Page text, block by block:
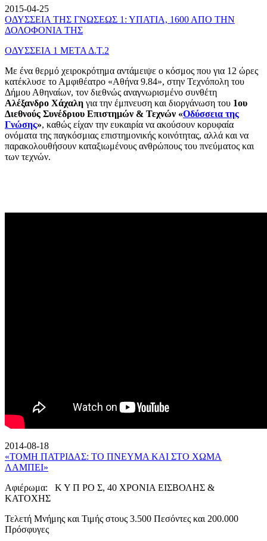
2015-04-25
ΟΔΥΣΣΕΙΑ ΤΗΣ ΓΝΩΣΕΩΣ 1: ΥΠΑΤΙΑ, 1600 ΑΠΟ ΤΗΝ
ΔΟΛΟΦΟΝΙΑ ΤΗΣ
ΟΔΥΣΣΕΙΑ 1 ΜΕΤΑ Δ.Τ.2
Με ένα θερμό χειροκρότημα αντάμειψε ο κόσμος που για 12 ώρες
κατέκλυσε το Αμφιθέατρο «Αθήνα 9.84», στην Τεχνόπολη του
Δήμου Αθηναίων, τον διεθνώς αναγνωρισμένο συνθέτη
Αλέξανδρο Χάχαλη για την έμπνευση και διοργάνωση του 1ου
Διεθνούς Συνέδριου Επιστημών & Τεχνών «Οδύσσεια της
Γνώσης», καθώς είχαν την ευκαιρία να ακούσουν κορυφαία
ονόματα της παγκόσμιας επιστημονικής κοινότητας, αλλά και να
παρακολουθήσουν καταξιωμένους ανθρώπους του πνεύματος και
των τεχνών.
2014-08-18
«ΤΟΜΗ ΠΑΤΡΙΔΑΣ: ΤΟ ΠΝΕΥΜΑ ΚΑΙ ΣΤΟ ΧΩΜΑ
ΛΑΜΠΕΙ»
Αφιέρωμα: Κ Υ Π ΡΟ Σ, 40 ΧΡΟΝΙΑ ΕΙΣΒΟΛΗΣ &
ΚΑΤΟΧΗΣ
Τελετή Μνήμης και Τιμής στους 3.500 Πεσόντες και 200.000
Πρόσφυγες